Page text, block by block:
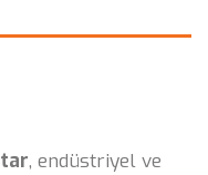
, endüstriyel ve